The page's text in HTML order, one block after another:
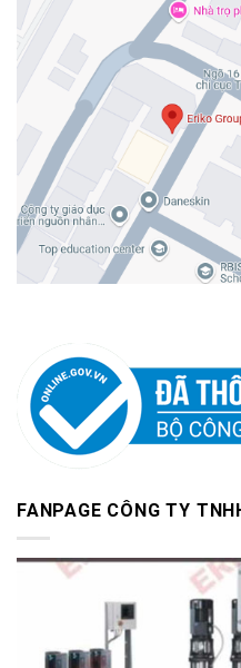
FANPAGE CÔNG TY